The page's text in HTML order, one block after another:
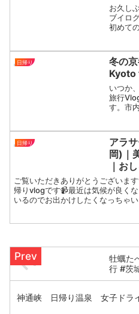
お久し
ブイロ
初めて
てみて
ら、い
日帰り
冬の
いつか
旅行
す。市
駅のイ
存分に
日帰り
アラ
岡)｜
｜お
ご覧いただきありがとうございま
帰りvlogです📹最近は気候が良く
いるのでお出かけしたくなっちゃ
牡蠣た
行 #茨
神通峡 日帰り温泉 女子ドラ